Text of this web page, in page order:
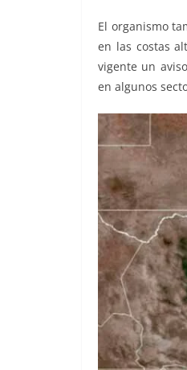
El organismo
en las costas
vigente un
en algunos